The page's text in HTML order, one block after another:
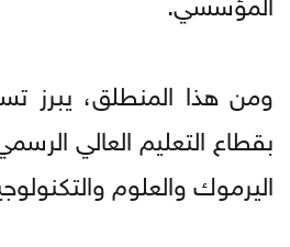
ومن هذا المنطلق، يبرز
بقطاع التعليم العالي
اليرموك والعلوم